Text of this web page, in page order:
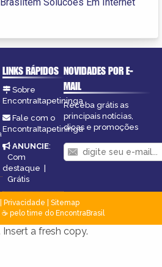
Brasiltem Solucoes Em Internet
LINKS RÁPIDOS
Sobre
EncontraItapetininga
Fale com o
EncontraItapetininga
ANUNCIE:
Com
destaque
Grátis
NOVIDADES POR E-
MAIL
Receba grátis as
principais notícias,
dicas e promoções
Privacidade
Sitemap
pelo time do EncontraBrasil
a fresh copy.